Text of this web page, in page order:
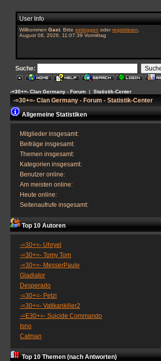
User Info
Willkommen Gast. Bitte einloggen oderregistrieren
August 08, 2026, 11:07:39 Vormittag
Suche:
-=30+=- Clan Germany - Forum | Statistik-Center
-=30+=- Clan Germany - Forum - Statistik-Center
Allgemeine Statistiken
Mitglieder insgesamt:
Beiträge insgesamt:
Themen insgesamt:
Kategorien insgesamt:
Benutzer online:
Am meisten online:
Heute online:
Seitenaufrufe insgesamt:
Top 10 Autoren
-=30+=- Uhryel
-=30+=- Tomy Tom
-=30+=- MesserPaule
Gladiator
Desperado
-=30+=- Petzi
-=30+=- Vatikankiller2
-=E30+=- Suicide Commando
Isno
Catman
Top 10 Themen (nach Antworten)